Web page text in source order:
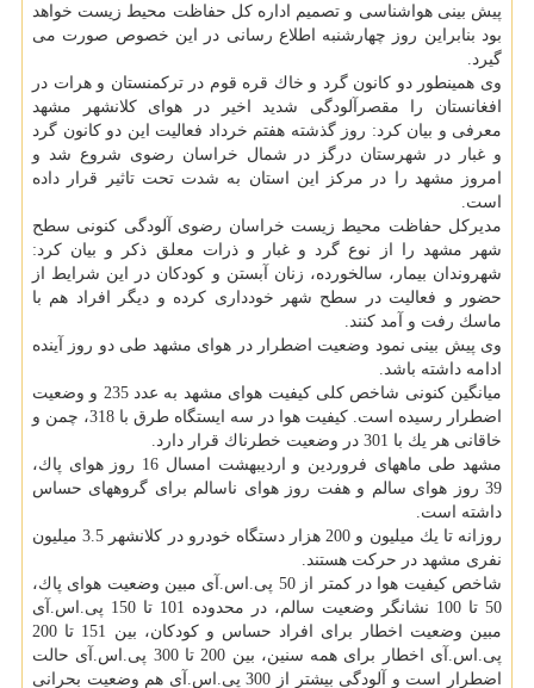
پیش بینی هواشناسی و تصمیم اداره كل حفاظت محیط زیست خواهد
بود بنابراین روز چهارشنبه اطلاع رسانی در این خصوص صورت می
گیرد.
وی همینطور دو كانون گرد و خاك قره قوم در تركمنستان و هرات در
افغانستان را مقصرآلودگی شدید اخیر در هوای كلانشهر مشهد
معرفی و بیان كرد: روز گذشته هفتم خرداد فعالیت این دو كانون گرد
و غبار در شهرستان درگز در شمال خراسان رضوی شروع شد و
امروز مشهد را در مركز این استان به شدت تحت تاثیر قرار داده
است.
مدیركل حفاظت محیط زیست خراسان رضوی آلودگی كنونی سطح
شهر مشهد را از نوع گرد و غبار و ذرات معلق ذكر و بیان كرد:
شهروندان بیمار، سالخورده، زنان آبستن و كودكان در این شرایط از
حضور و فعالیت در سطح شهر خودداری كرده و دیگر افراد هم با
ماسك رفت و آمد كنند.
وی پیش بینی نمود وضعیت اضطرار در هوای مشهد طی دو روز آینده
ادامه داشته باشد.
میانگین كنونی شاخص كلی كیفیت هوای مشهد به عدد 235 و وضعیت
اضطرار رسیده است. كیفیت هوا در سه ایستگاه طرق با 318، چمن و
خاقانی هر یك با 301 در وضعیت خطرناك قرار دارد.
مشهد طی ماههای فروردین و اردیبهشت امسال 16 روز هوای پاك،
39 روز هوای سالم و هفت روز هوای ناسالم برای گروههای حساس
داشته است.
روزانه تا یك میلیون و 200 هزار دستگاه خودرو در كلانشهر 3.5 میلیون
نفری مشهد در حركت هستند.
شاخص كیفیت هوا در كمتر از 50 پی.اس.آی مبین وضعیت هوای پاك،
50 تا 100 نشانگر وضعیت سالم، در محدوده 101 تا 150 پی.اس.آی
مبین وضعیت اخطار برای افراد حساس و كودكان، بین 151 تا 200
پی.اس.آی اخطار برای همه سنین، بین 200 تا 300 پی.اس.آی حالت
اضطرار است و آلودگی بیشتر از 300 پی.اس.آی هم وضعیت بحرانی